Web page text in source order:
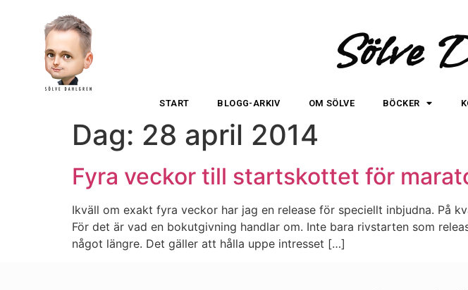
Sölve
START BLOGG-ARKIV OM SÖLVE BÖCKER
Dag: 28 april 2014
Fyra veckor till startskottet för
Ikväll om exakt fyra veckor har jag en release för speciellt inbjudna. På
För det är vad en bokutgivning handlar om. Inte bara rivstarten som
något längre. Det gäller att hålla uppe intresset […]